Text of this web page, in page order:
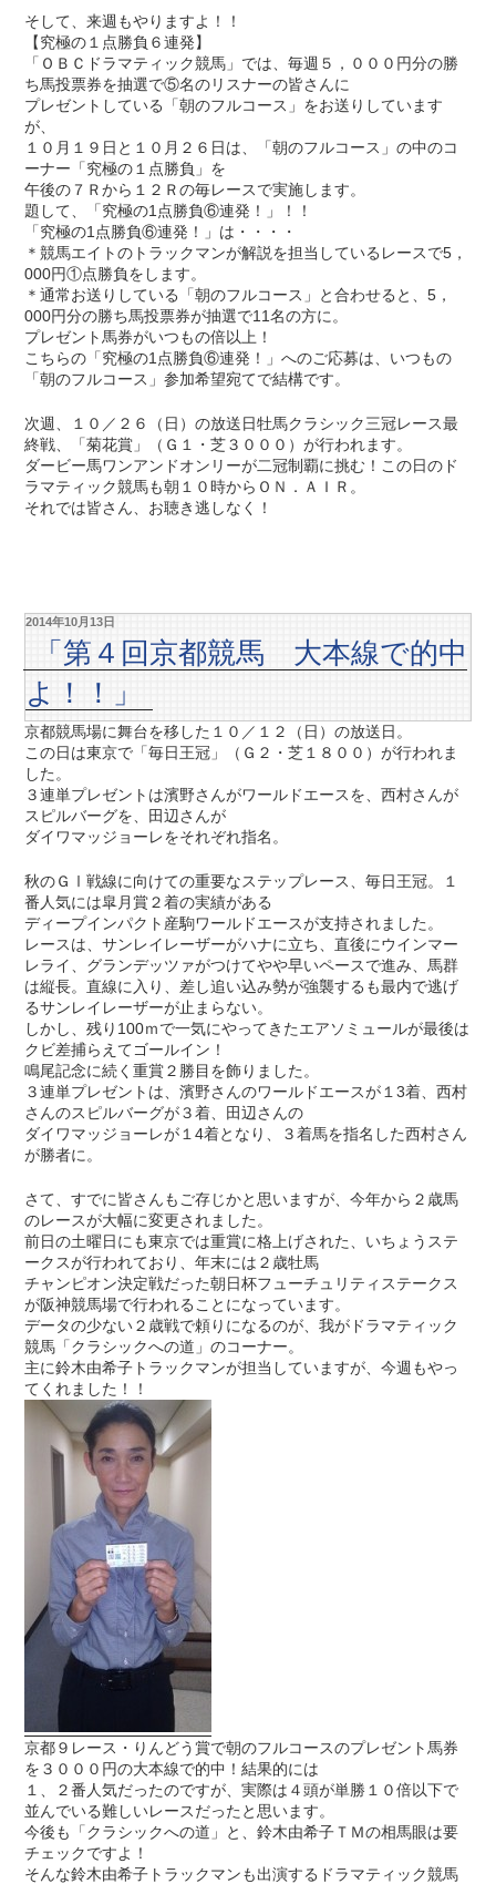
そして、来週もやりますよ！！
【究極の１点勝負６連発】
「ＯＢＣドラマティック競馬」では、毎週５，０００円分の勝
ち馬投票券を抽選で⑤名のリスナーの皆さんに
プレゼントしている「朝のフルコース」をお送りしています
が、
１０月１９日と１０月２６日は、「朝のフルコース」の中のコ
ーナー「究極の１点勝負」を
午後の７Ｒから１２Ｒの毎レースで実施します。
題して、「究極の1点勝負⑥連発！」！！
「究極の1点勝負⑥連発！」は・・・・
＊競馬エイトのトラックマンが解説を担当しているレースで5，
000円①点勝負をします。
＊通常お送りしている「朝のフルコース」と合わせると、5，
000円分の勝ち馬投票券が抽選で11名の方に。
プレゼント馬券がいつもの倍以上！
こちらの「究極の1点勝負⑥連発！」へのご応募は、いつもの
「朝のフルコース」参加希望宛てで結構です。
次週、１０／２６（日）の放送日牡馬クラシック三冠レース最
終戦、「菊花賞」（Ｇ１・芝３０００）が行われます。
ダービー馬ワンアンドオンリーが二冠制覇に挑む！この日のド
ラマティック競馬も朝１０時からＯＮ．ＡＩＲ。
それでは皆さん、お聴き逃しなく！
2014年10月13日
「第４回京都競馬 大本線で的中
よ！！」
京都競馬場に舞台を移した１０／１２（日）の放送日。
この日は東京で「毎日王冠」（Ｇ２・芝１８００）が行われま
した。
３連単プレゼントは濱野さんがワールドエースを、西村さんが
スピルバーグを、田辺さんが
ダイワマッジョーレをそれぞれ指名。
秋のＧⅠ戦線に向けての重要なステップレース、毎日王冠。１
番人気には皐月賞２着の実績がある
ディープインパクト産駒ワールドエースが支持されました。
レースは、サンレイレーザーがハナに立ち、直後にウインマー
レライ、グランデッツァがつけてやや早いペースで進み、馬群
は縦長。直線に入り、差し追い込み勢が強襲するも最内で逃げ
るサンレイレーザーが止まらない。
しかし、残り100ｍで一気にやってきたエアソミュールが最後は
クビ差捕らえてゴールイン！
鳴尾記念に続く重賞２勝目を飾りました。
３連単プレゼントは、濱野さんのワールドエースが１3着、西村
さんのスピルバーグが３着、田辺さんの
ダイワマッジョーレが１4着となり、３着馬を指名した西村さん
が勝者に。
さて、すでに皆さんもご存じかと思いますが、今年から２歳馬
のレースが大幅に変更されました。
前日の土曜日にも東京では重賞に格上げされた、いちょうステ
ークスが行われており、年末には２歳牡馬
チャンピオン決定戦だった朝日杯フューチュリティステークス
が阪神競馬場で行われることになっています。
データの少ない２歳戦で頼りになるのが、我がドラマティック
競馬「クラシックへの道」のコーナー。
主に鈴木由希子トラックマンが担当していますが、今週もやっ
てくれました！！
京都９レース・りんどう賞で朝のフルコースのプレゼント馬券
を３０００円の大本線で的中！結果的には
１、２番人気だったのですが、実際は４頭が単勝１０倍以下で
並んでいる難しいレースだったと思います。
今後も「クラシックへの道」と、鈴木由希子ＴＭの相馬眼は要
チェックですよ！
そんな鈴木由希子トラックマンも出演するドラマティック競馬